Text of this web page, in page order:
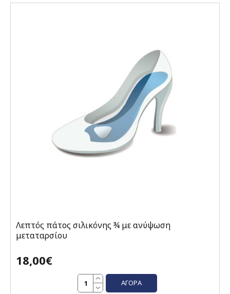
Λεπτός πάτος σιλικόνης ¾ με ανύψωση
μεταταρσίου
18,00€
ΑΓΟΡΆ